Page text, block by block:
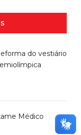
do vestiário
Médico